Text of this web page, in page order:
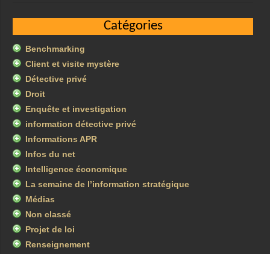
Catégories
Benchmarking
Client et visite mystère
Détective privé
Droit
Enquête et investigation
information détective privé
Informations APR
Infos du net
Intelligence économique
La semaine de l’information stratégique
Médias
Non classé
Projet de loi
Renseignement